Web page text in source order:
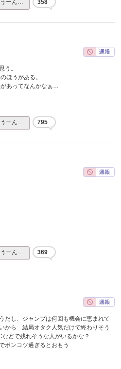
うーん… 358
う。
ほうがある。
あってなんかなぁ…
うーん… 795
うーん… 369
だし、ジャンプは何回も機会に恵まれて
から 結局オタク人気だけで終わりそう
どで残れそうな人がいるかな？
ポンコツ過ぎるとおもう